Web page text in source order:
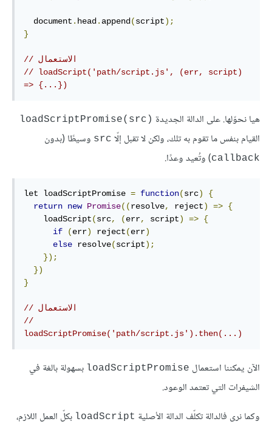
  document
. head . append (script);
}
// الاستعمال
// loadScript('path/script.js', (err, script)
=> {...})
هيا نحوّلها. على الدالة الجديدة loadScriptPromise(src)‎
القيام بنفس ما تقوم به تلك، ولكن لا تقبل إلّا src وسيطًا (بدون
callback) وتُعيد وعدًا.
let loadScriptPromise = function(src)
{
return new Promise((resolve, reject) => {
    loadScript
(src, (err, script) => {
if
(err) reject(err)
else resolve(script);
});
})
}
// الاستعمال
//
loadScriptPromise('path/script.js').then(...)
الآن يمكننا استعمال loadScriptPromise بسهولة بالغة في
الشيفرات التي تعتمد الوعود.
وكما نرى فالدالة تكلّف الدالة الأصلية loadScript بكلّ العمل اللازم،